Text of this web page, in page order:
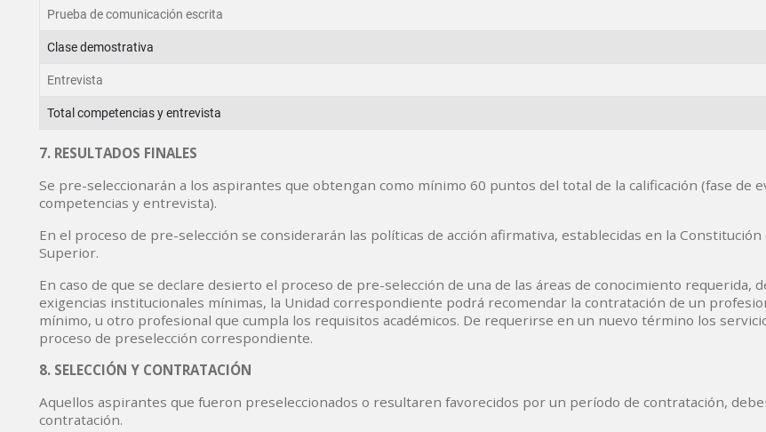
Prueba de comunicación escrita
Clase demostrativa
Entrevista
Total competencias y entrevista
7. RESULTADOS FINALES
Se pre-seleccionarán a los aspirantes que obtengan como mínimo 60 puntos del total de la calificación (fase de
competencias y entrevista).
En el proceso de pre-selección se considerarán las políticas de acción afirmativa, establecidas en la Constitución
Superior.
En caso de que se declare desierto el proceso de pre-selección de una de las áreas de conocimiento requerida,
exigencias institucionales mínimas, la Unidad correspondiente podrá recomendar la contratación de un
mínimo, u otro profesional que cumpla los requisitos académicos. De requerirse en un nuevo término los
proceso de preselección correspondiente.
8. SELECCIÓN Y CONTRATACIÓN
Aquellos aspirantes que fueron preseleccionados o resultaren favorecidos por un período de contratación,
contratación.